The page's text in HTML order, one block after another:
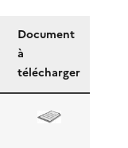
Document
à
télécharger